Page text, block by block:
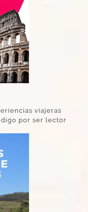
viajeras
por ser lector